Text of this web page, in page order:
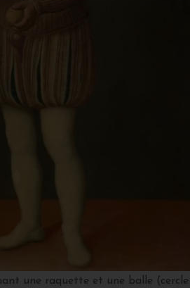
une raquette et une balle (cercle